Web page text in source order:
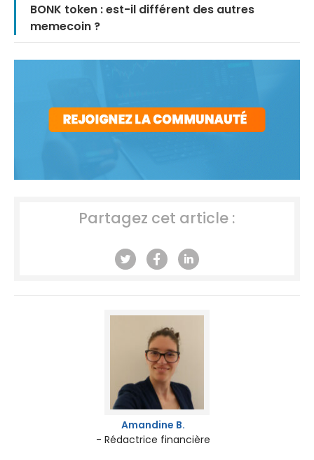
BONK token : est-il différent des autres
memecoin ?
Partagez cet article :
Amandine B.
- Rédactrice financière